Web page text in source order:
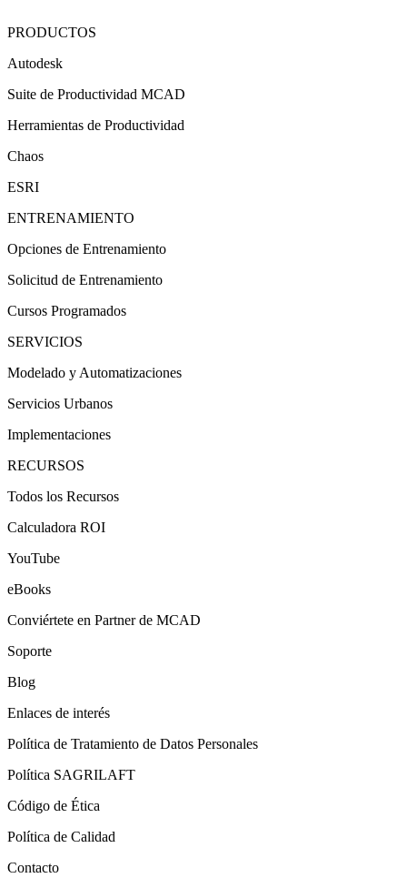
PRODUCTOS
Autodesk
Suite de Productividad MCAD
Herramientas de Productividad
Chaos
ESRI
ENTRENAMIENTO
Opciones de Entrenamiento
Solicitud de Entrenamiento
Cursos Programados
SERVICIOS
Modelado y Automatizaciones
Servicios Urbanos
Implementaciones
RECURSOS
Todos los Recursos
Calculadora ROI
YouTube
eBooks
Conviértete en Partner de MCAD
Soporte
Blog
Enlaces de interés
Política de Tratamiento de Datos Personales
Política SAGRILAFT
Código de Ética
Política de Calidad
Contacto